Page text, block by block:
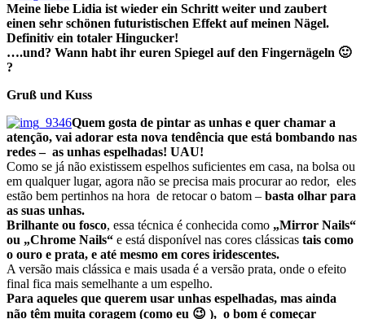
Meine liebe Lidia ist wieder ein Schritt weiter und zaubert
einen sehr schönen futuristischen Effekt auf meinen Nägel.
Definitiv ein totaler Hingucker!
….und? Wann habt ihr euren Spiegel auf den Fingernägeln 🙂
?
Gruß und Kuss
Quem gosta de pintar as unhas e quer chamar a
atenção, vai adorar esta nova tendência que está bombando nas
redes – as unhas espelhadas! UAU!
Como se já não existissem espelhos suficientes em casa, na bolsa ou
em qualquer lugar, agora não se precisa mais procurar ao redor, eles
estão bem pertinhos na hora de retocar o batom – basta olhar para
as suas unhas.
Brilhante ou fosco, essa técnica é conhecida como „Mirror Nails“
ou „Chrome Nails“ e está disponível nas cores clássicas tais como
o ouro e prata, e até mesmo em cores iridescentes.
A versão mais clássica e mais usada é a versão prata, onde o efeito
final fica mais semelhante a um espelho.
Para aqueles que querem usar unhas espelhadas, mas ainda
não têm muita coragem (como eu 😉 ), o bom é começar